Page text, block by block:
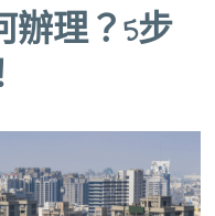
辦理？5步